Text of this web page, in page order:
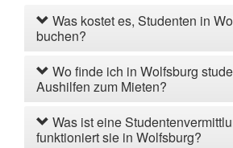
Was kostet es, Studenten in
buchen?
Wo finde ich in Wolfsburg
Aushilfen zum Mieten?
Was ist eine
funktioniert sie in Wolfsburg?